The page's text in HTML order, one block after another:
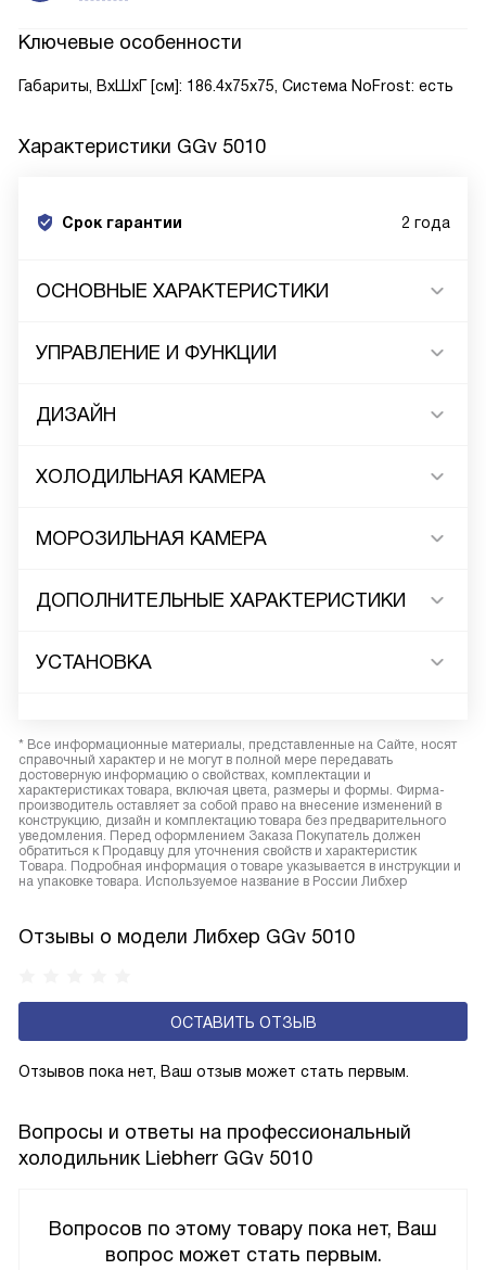
Ключевые особенности
Габариты, ВxШxГ [см]: 186.4x75x75, Система NoFrost: есть
Характеристики GGv 5010
Срок гарантии 2 года
ОСНОВНЫЕ ХАРАКТЕРИСТИКИ
УПРАВЛЕНИЕ И ФУНКЦИИ
ДИЗАЙН
ХОЛОДИЛЬНАЯ КАМЕРА
МОРОЗИЛЬНАЯ КАМЕРА
ДОПОЛНИТЕЛЬНЫЕ ХАРАКТЕРИСТИКИ
УСТАНОВКА
* Все информационные материалы, представленные на Сайте, носят
справочный характер и не могут в полной мере передавать
достоверную информацию о свойствах, комплектации и
характеристиках товара, включая цвета, размеры и формы. Фирма-
производитель оставляет за собой право на внесение изменений в
конструкцию, дизайн и комплектацию товара без предварительного
уведомления. Перед оформлением Заказа Покупатель должен
обратиться к Продавцу для уточнения свойств и характеристик
Товара. Подробная информация о товаре указывается в инструкции и
на упаковке товара. Используемое название в России Либхер
Отзывы о модели Либхер GGv 5010
ОСТАВИТЬ ОТЗЫВ
Отзывов пока нет, Ваш отзыв может стать первым.
Вопросы и ответы на профессиональный
холодильник Liebherr GGv 5010
Вопросов по этому товару пока нет, Ваш
вопрос может стать первым.